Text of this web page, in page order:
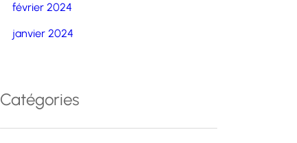
février 2024
janvier 2024
Catégories